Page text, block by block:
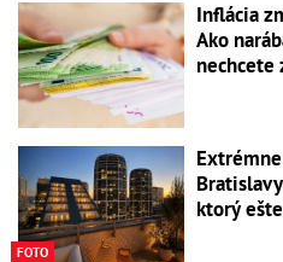
Inflácia
Ako
nechcete
FOTO
ktorý